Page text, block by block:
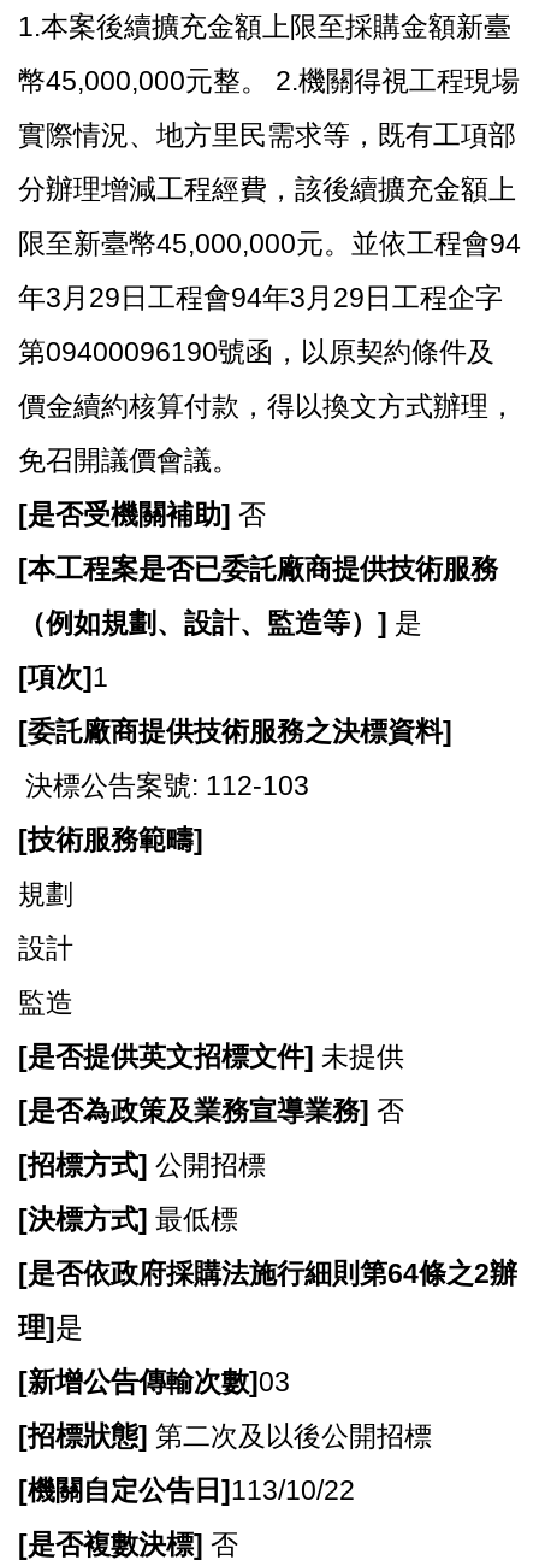
1.本案後續擴充金額上限至採購金額新臺
幣45,000,000元整。 2.機關得視工程現場
實際情況、地方里民需求等，既有工項部
分辦理增減工程經費，該後續擴充金額上
限至新臺幣45,000,000元。並依工程會94
年3月29日工程會94年3月29日工程企字
第09400096190號函，以原契約條件及
價金續約核算付款，得以換文方式辦理，
免召開議價會議。
[是否受機關補助] 否
[本工程案是否已委託廠商提供技術服務
（例如規劃、設計、監造等）] 是
[項次]1
[委託廠商提供技術服務之決標資料]
決標公告案號: 112-103
[技術服務範疇]
規劃
設計
監造
[是否提供英文招標文件] 未提供
[是否為政策及業務宣導業務] 否
[招標方式] 公開招標
[決標方式] 最低標
[是否依政府採購法施行細則第64條之2辦
理]是
[新增公告傳輸次數]03
[招標狀態] 第二次及以後公開招標
[機關自定公告日]113/10/22
[是否複數決標] 否